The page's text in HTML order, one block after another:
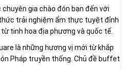
gia chào đón bạn đến với
trải nghiệm ẩm thực tuyệt đỉnh
tinh hoa địa phương và quốc tế.
là những hương vị mới từ khắp
Pháp truyền thống. Chủ đề buffet